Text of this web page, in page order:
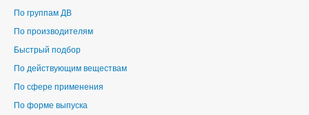
По группам ДВ
По производителям
Быстрый подбор
По действующим веществам
По сфере применения
По форме выпуска